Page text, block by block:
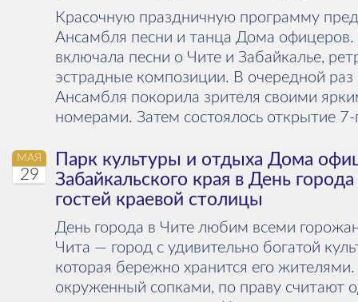
Красочную праздничную программу
Ансамбля песни и танца Дома
включала песни о Чите и Забайкалье,
эстрадные композиции. В очередной раз
Ансамбля покорила зрителя своими
номерами. Затем состоялось открытие 7-
МАЯ
29
Парк культуры и отдыха Дома
Забайкальского края в День
гостей краевой столицы
День города в Чите любим всеми
Чита — город с удивительно богатой
которая бережно хранится его
окруженный сопками, по праву считают